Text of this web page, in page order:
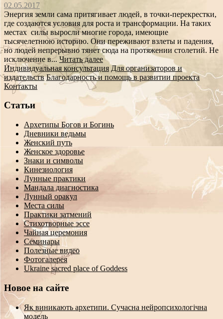
02.05.2017
Энергия земли сама притягивает людей, в точки-перекрестки,
где создаются условия для роста и трансформации. На таких
местах силы выросли многие города, имеющие
тысячелетнюю историю. Они переживают взлеты и падения,
но людей непрерывно тянет сюда на протяжении столетий. Не
исключение в... Читать далее
Индивидуальная консультация Для организаторов и
издательств Благодарность и помощь в развитии проекта
Контакты
Статьи
Архетипы Богов и Богинь
Дневники ведьмы
Женский путь
Женское здоровье
Знаки и символы
Кинезиология
Лунные практики
Мандала диагностика
Лунный оракул
Места силы
Практики затмений
Стихотворные эссе
Чайная церемония
Семинары
Полезные видео
Фотогалерея
Ukraine sacred place of Goddess
Новое на сайте
Як виникають архетипи. Сучасна нейропсихологічна
модель